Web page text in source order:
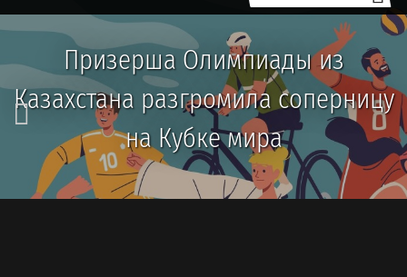
Призерша Олимпиады из
Казахстана разгромила соперницу
на Кубке мира